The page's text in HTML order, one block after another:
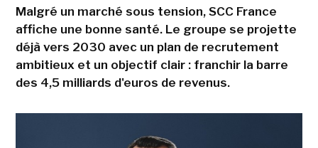
Malgré un marché sous tension, SCC France
affiche une bonne santé. Le groupe se projette
déjà vers 2030 avec un plan de recrutement
ambitieux et un objectif clair : franchir la barre
des 4,5 milliards d'euros de revenus.